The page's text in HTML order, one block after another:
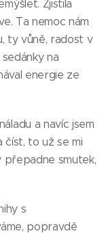
Zjistila
Ta nemoc nám
ty vůně, radost v
na
energie ze
a navíc jsem
číst, to už se mi
přepadne smutek,
s
popravdě